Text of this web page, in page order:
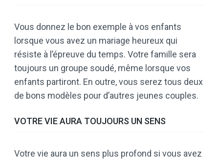
Vous donnez le bon exemple à vos enfants
lorsque vous avez un mariage heureux qui
résiste à l’épreuve du temps. Votre famille sera
toujours un groupe soudé, même lorsque vos
enfants partiront. En outre, vous serez tous deux
de bons modèles pour d’autres jeunes couples.
VOTRE VIE AURA TOUJOURS UN SENS
Votre vie aura un sens plus profond si vous avez